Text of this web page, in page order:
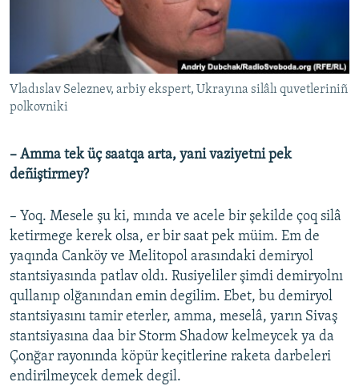
Vladıslav Seleznev, arbiy ekspert, Ukrayına silâlı quvetleriniñ
polkovniki
– Amma tek üç saatqa arta, yani vaziyetni pek
deñiştirmey?
– Yoq. Mesele şu ki, mında ve acele bir şekilde çoq silâ
ketirmege kerek olsa, er bir saat pek müim. Em de
yaqında Canköy ve Melitopol arasındaki demiryol
stantsiyasında patlav oldı. Rusiyeliler şimdi demiryolnı
qullanıp olğanından emin degilim. Ebet, bu demiryol
stantsiyasını tamir eterler, amma, meselâ, yarın Sivaş
stantsiyasına daa bir Storm Shadow kelmeycek ya da
Çonğar rayonında köpür keçitlerine raketa darbeleri
endirilmeycek demek degil.